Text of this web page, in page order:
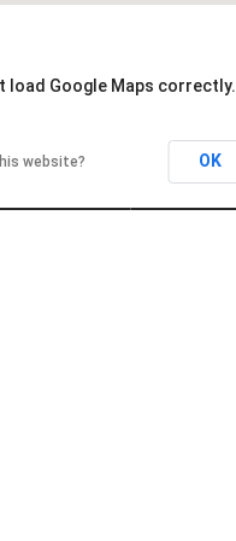
load Google Maps correctly.
website? OK